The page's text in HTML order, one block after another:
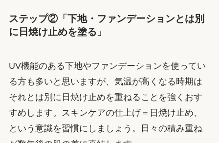
ステップ②「下地・ファンデーションとは別
に日焼け止めを塗る」
UV機能のある下地やファンデーションを使ってい
る方も多いと思いますが、気温が高くなる時期は
それとは別に日焼け止めを重ねることを強くおす
すめします。スキンケアの仕上げ＝日焼け止め、
という意識を習慣にしましょう。日々の積み重ね